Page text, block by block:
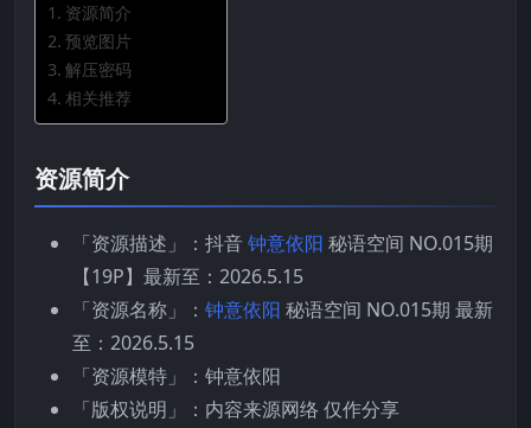
资源简介
预览图片
解压密码
相关推荐
资源简介
「资源描述」：抖音钟意依阳 秘语空间 NO.015期
【19P】最新至：2026.5.15
「资源名称」： 钟意依阳 秘语空间 NO.015期 最新
至：2026.5.15
「资源模特」：钟意依阳
「版权说明」：内容来源网络 仅作分享